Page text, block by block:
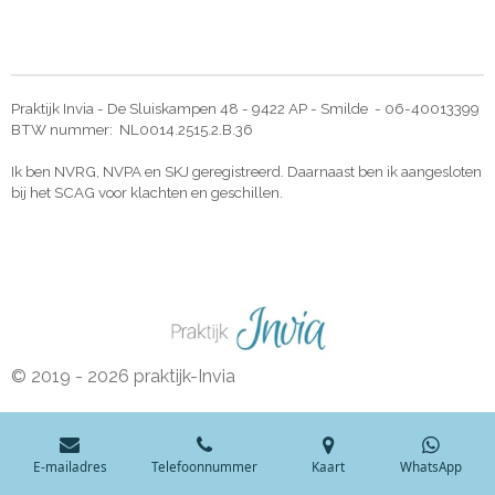
Praktijk Invia - De Sluiskampen 48 - 9422 AP - Smilde - 06-40013399
BTW nummer: NL0014.2515.2.B.36
Ik ben NVRG, NVPA en SKJ geregistreerd. Daarnaast ben ik aangesloten
bij het SCAG voor klachten en geschillen.
© 2019 - 2026 praktijk-Invia
E-mailadres Telefoonnummer Kaart WhatsApp